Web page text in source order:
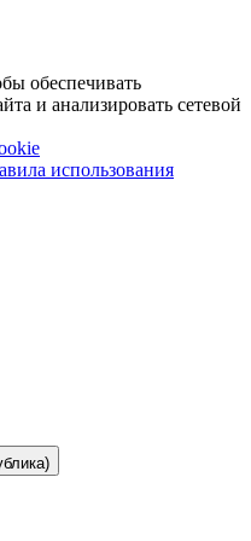
обеспечивать
и анализировать сетевой
использования